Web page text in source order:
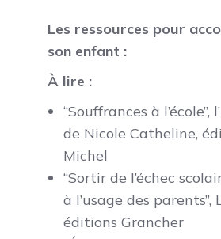
Les ressources pour
son enfant :
À lire :
“Souffrances à l’école”,
de Nicole Catheline,
Michel
“Sortir de l’échec
à l’usage des parents”,
éditions Grancher